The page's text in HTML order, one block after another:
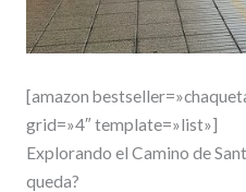
[amazon
grid=»4″ template=»list»]
Explorando el Camino de
queda?